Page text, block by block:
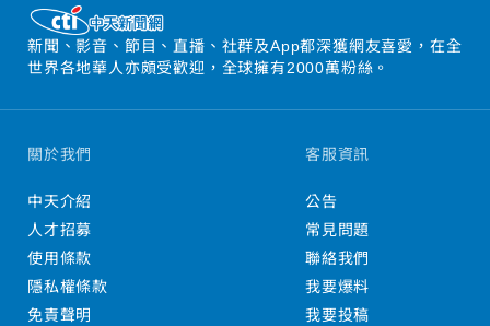
新聞、影音、節目、直播、社群及App都深獲網友喜愛，在全
世界各地華人亦頗受歡迎，全球擁有2000萬粉絲。
關於我們
中天介紹
人才招募
使用條款
隱私權條款
免責聲明
客服資訊
公告
常見問題
聯絡我們
我要爆料
我要投稿